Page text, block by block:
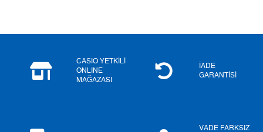
0,00 ₺
CASIO YETKİLİ
ONLINE
MAĞAZASI
İADE
GARANTİSİ
VADE FARKSIZ